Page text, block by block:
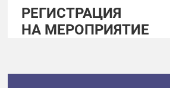
РЕГИСТРАЦИЯ
НА МЕРОПРИЯТИЕ